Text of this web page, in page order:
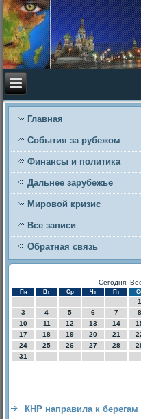
Главная
События за рубежом
Финансы и политика
Дальнее зарубежье
Мировой кризис
Все записи
Обратная связь
Сегодня:
Пн Вт Ср Чт Пт
1
3
4 5 6 7 8
10
11 12 13 14
17
18 19 20 21
24
25 26 27 28
31
КНР направила к